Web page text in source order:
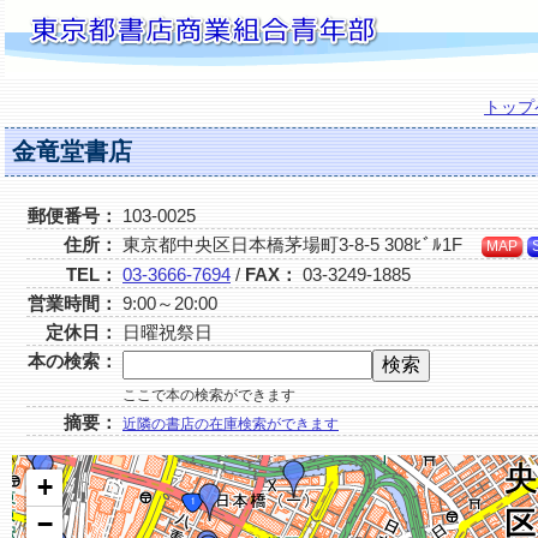
トッ
金竜堂書店
郵便番号：
103-0025
住所： 東京都中央区日本橋茅場町3-8-5 308ﾋﾞﾙ1F MAP
TEL： 03-3666-7694 / FAX： 03-3249-1885
営業時間： 9:00～20:00
定休日：
日曜祝祭日
本の検索：
ここで本の検索ができます
摘要： 近隣の書店の在庫検索ができます
+
−